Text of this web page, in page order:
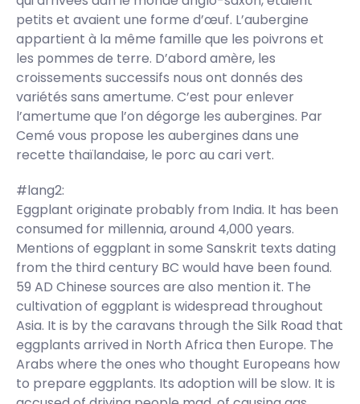
petits et avaient une forme d’œuf. L’aubergine
appartient à la même famille que les poivrons et
les pommes de terre. D’abord amère, les
croissements successifs nous ont donnés des
variétés sans amertume. C’est pour enlever
l’amertume que l’on dégorge les aubergines. Par
Cemé vous propose les aubergines dans une
recette thaïlandaise, le porc au cari vert.
#lang2:
Eggplant originate probably from India. It has been
consumed for millennia, around 4,000 years.
Mentions of eggplant in some Sanskrit texts dating
from the third century BC would have been found.
59 AD Chinese sources are also mention it. The
cultivation of eggplant is widespread throughout
Asia. It is by the caravans through the Silk Road that
eggplants arrived in North Africa then Europe. The
Arabs where the ones who thought Europeans how
to prepare eggplants. Its adoption will be slow. It is